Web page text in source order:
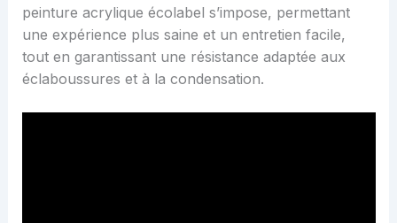
peinture acrylique écolabel s’impose, permettant
une expérience plus saine et un entretien facile,
tout en garantissant une résistance adaptée aux
éclaboussures et à la condensation.